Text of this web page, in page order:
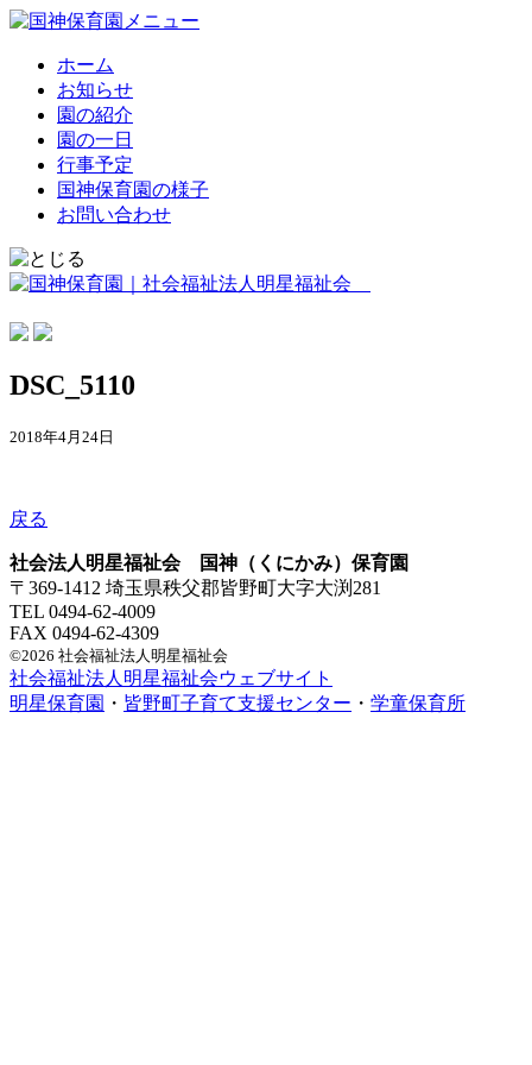
ホーム
お知らせ
園の紹介
園の一日
行事予定
国神保育園の様子
お問い合わせ
DSC_5110
2018年4月24日
戻る
社会法人明星福祉会 国神（くにかみ）保育園
〒369-1412 埼玉県秩父郡皆野町大字大渕281
TEL 0494-62-4009
FAX 0494-62-4309
©2026 社会福祉法人明星福祉会
社会福祉法人明星福祉会ウェブサイト
明星保育園 ・ 皆野町子育て支援センター ・ 学童保育所